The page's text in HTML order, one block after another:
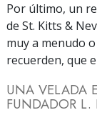
Por último, un
de St. Kitts &
muy a menudo
recuerden, que
UNA VELADA
FUNDADOR L.